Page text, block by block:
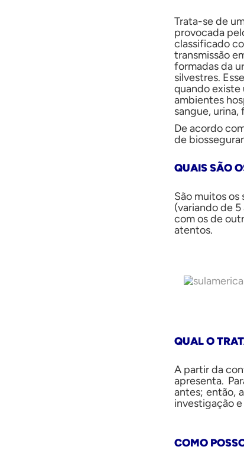
Trata-se de
provocada
classificado
transmissão
formadas da
silvestres.
quando existe
ambientes
sangue, urina,
De acordo
de
QUAIS SÃO
São muitos os
(variando de
com os de
atentos.
QUAL O
A partir da
apresenta.
antes; então,
investigação
COMO